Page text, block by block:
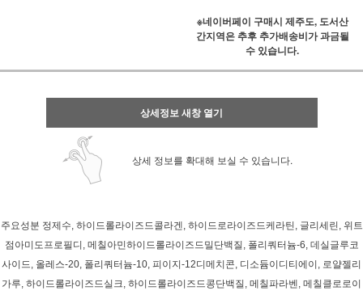
※네이버페이 구매시 제주도, 도서산
간지역은 추후 추가배송비가 과금될
수 있습니다.
상세정보 새창 열기
상세 정보를 확대해 보실 수 있습니다.
주요성분 정제수, 하이드롤라이즈드콜라겐, 하이드로라이즈드케라틴, 글리세린, 위트
점아미도프로필디, 메칠아민하이드롤라이즈드밀단백질, 폴리쿼터늄-6, 데실글루코
사이드, 올레스-20, 폴리쿼터늄-10, 피이지-12디메치콘, 디소듐이디티에이, 로얄젤리
가루, 하이드롤라이즈드실크, 하이드롤라이즈드콩단백질, 메칠파라벤, 메칠클로로이